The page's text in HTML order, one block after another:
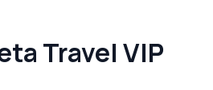
Travel VIP